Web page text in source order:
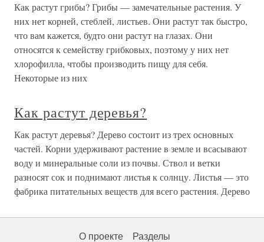
Как растут грибы? Грибы — замечательные растения. У
них нет корней, стеблей, листьев. Они растут так быстро,
что вам кажется, будто они растут на глазах. Они
относятся к семейству грибковых, поэтому у них нет
хлорофилла, чтобы производить пищу для себя.
Некоторые из них
Как растут деревья?
Как растут деревья? Дерево состоит из трех основных
частей. Корни удерживают растение в земле и всасывают
воду и минеральные соли из почвы. Ствол и ветки
разносят сок и поднимают листья к солнцу. Листья — это
фабрика питательных веществ для всего растения. Дерево
О проекте Разделы